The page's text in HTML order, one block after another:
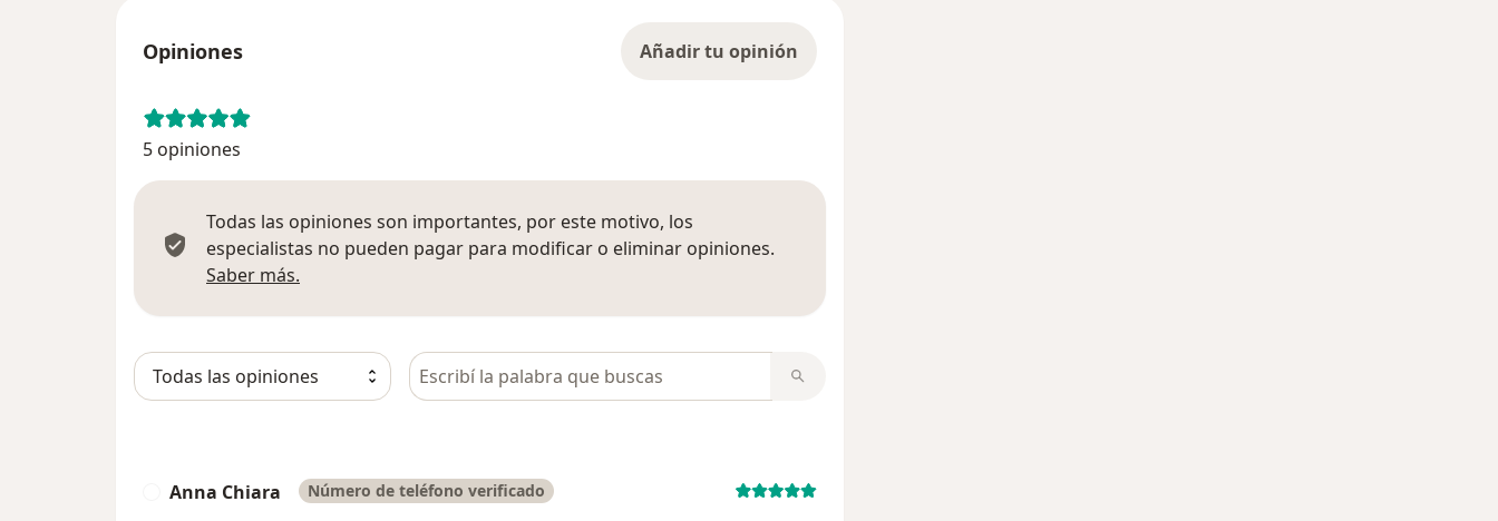
Opiniones Añadir tu opinión
5 opiniones
Todas las opiniones son importantes, por este motivo, los
especialistas no pueden pagar para modificar o eliminar opiniones.
Saber más.
Busca en opiniones
Anna Chiara Número de teléfono verificado